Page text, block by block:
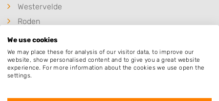
Westervelde
Roden
Peest
Zuidvelde
Nieuw-Roden
Bunne
We use cookies
We may place these for analysis of our visitor data, to improve our
website, show personalised content and to give you a great website
experience. For more information about the cookies we use open the
settings.